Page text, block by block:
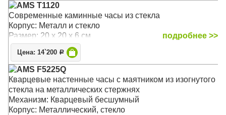
AMS T1120
Современные каминные часы из стекла
Корпус: Металл и стекло
Размер: 20 х 20 х 6 см
подробнее >>
Цена: 14`200 Р
AMS F5225Q
Кварцевые настенные часы с маятником из изогнутого
стекла на металлических стержнях
Механизм: Кварцевый бесшумный
Корпус: Металлический, стекло